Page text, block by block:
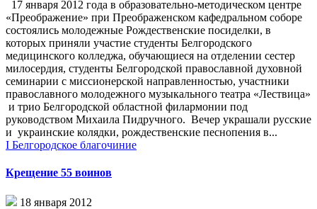
17 января 2012 года в образовательно-методическом центре
«Преображение» при Преображенском кафедральном соборе
состоялись молодежные Рождественские посиделки, в
которых приняли участие студенты Белгородского
медицинского колледжа, обучающиеся на отделении сестер
милосердия, студенты Белгородской православной духовной
семинарии с миссионерской направленностью, участники
православного молодежного музыкального театра «Лествица»
и трио Белгородской областной филармонии под
руководством Михаила Пидручного. Вечер украшали русские
и украинские колядки, рождественские песнопения в...
I Белгородское благочиние
Крещение 55 воинов
18 января 2012